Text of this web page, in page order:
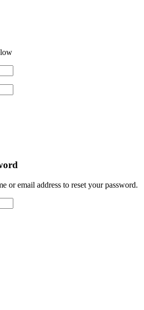
or email address to reset your password.